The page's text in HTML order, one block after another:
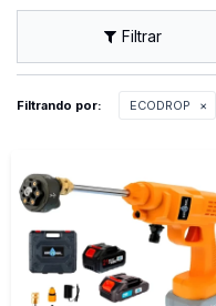
Filtrando por: ECODROP